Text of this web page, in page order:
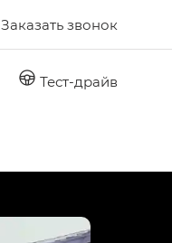
Заказать звонок
Тест-драйв